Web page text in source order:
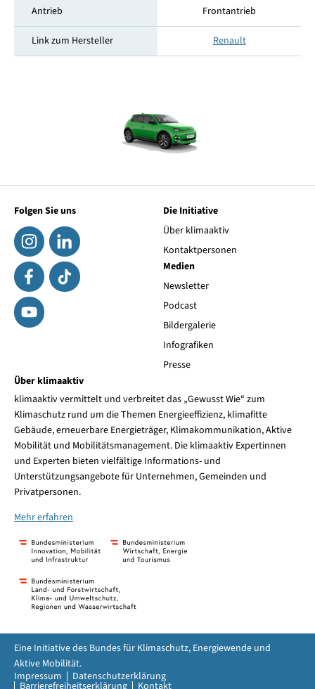
Antrieb Frontantrieb
Link zum Hersteller Renault
Folgen Sie uns
Die Initiative
Über klimaaktiv
Kontaktpersonen
Medien
Newsletter
Podcast
Bildergalerie
Infografiken
Presse
Über klimaaktiv
klimaaktiv vermittelt und verbreitet das „Gewusst Wie“ zum
Klimaschutz rund um die Themen Energieeffizienz, klimafitte
Gebäude, erneuerbare Energieträger, Klimakommunikation, Aktive
Mobilität und Mobilitätsmanagement. Die klimaaktiv Expertinnen
und Experten bieten vielfältige Informations- und
Unterstützungsangebote für Unternehmen, Gemeinden und
Privatpersonen.
Mehr erfahren
Impressum Datenschutzerklärung
Eine Initiative des Bundes für Klimaschutz, Energiewende und
Aktive Mobilität.